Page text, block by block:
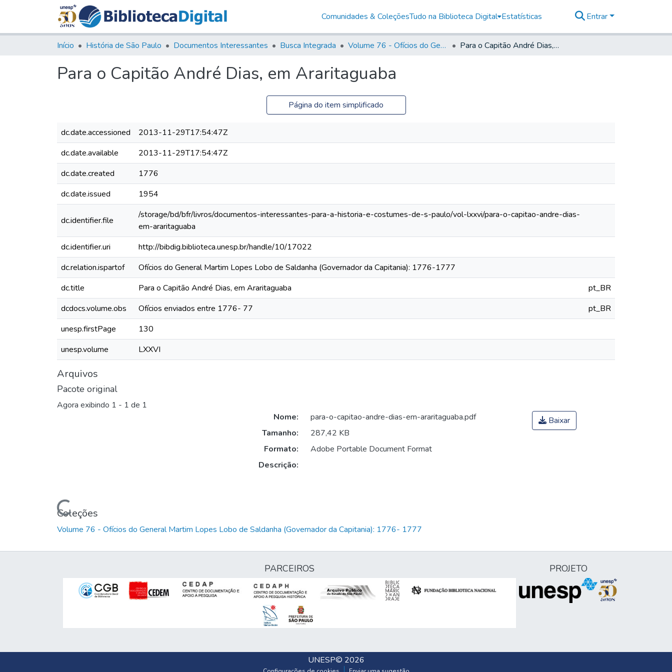
Comunidades & ColeçõesTudo na Biblioteca Digital Estatísticas Entrar
Início História de São Paulo Documentos Interessantes Busca Integrada Volume 76 - Ofícios do General Martim Lopes Lobo de Saldanha (Governador da Capitania): 1776- 1777 Para o Capitão André Dias, em Araritaguaba
Para o Capitão André Dias, em Araritaguaba
Página do item simplificado
dc.date.accessioned
2013-11-29T17:54:47Z
dc.date.available
2013-11-29T17:54:47Z
dc.date.created
1776
dc.date.issued
1954
dc.identifier.file
/storage/bd/bfr/livros/documentos-interessantes-para-a-historia-e-costumes-de-s-paulo/vol-lxxvi/para-o-capitao-andre-dias-
em-araritaguaba
dc.identifier.uri
http://bibdig.biblioteca.unesp.br/handle/10/17022
dc.relation.ispartof
Ofícios do General Martim Lopes Lobo de Saldanha (Governador da Capitania): 1776-1777
dc.title
Para o Capitão André Dias, em Araritaguaba
pt_BR
dcdocs.volume.obs
Ofícios enviados entre 1776- 77
pt_BR
unesp.firstPage
130
unesp.volume
LXXVI
Arquivos
Pacote original
Agora exibindo 1 - 1 de 1
Carregando...
Nome:
para-o-capitao-andre-dias-em-araritaguaba.pdf
Tamanho:
287,42 KB
Formato:
Adobe Portable Document Format
Descrição:
Baixar
Coleções
Volume 76 - Ofícios do General Martim Lopes Lobo de Saldanha (Governador da Capitania): 1776- 1777
PARCEIROS PROJETO
UNESP© 2026